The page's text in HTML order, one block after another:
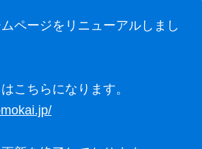
ムページをリニューアルしまし
こちらになります。